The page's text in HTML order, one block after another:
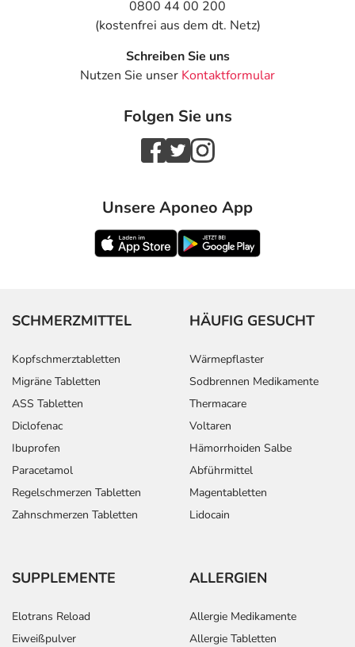
0800 44 00 200
(kostenfrei aus dem dt. Netz)
Schreiben Sie uns
Nutzen Sie unser Kontaktformular
Folgen Sie uns
Unsere Aponeo App
SCHMERZMITTEL
Kopfschmerztabletten
Migräne Tabletten
ASS Tabletten
Diclofenac
Ibuprofen
Paracetamol
Regelschmerzen Tabletten
Zahnschmerzen Tabletten
HÄUFIG GESUCHT
Wärmepflaster
Sodbrennen Medikamente
Thermacare
Voltaren
Hämorrhoiden Salbe
Abführmittel
Magentabletten
Lidocain
SUPPLEMENTE
Elotrans Reload
Eiweißpulver
ALLERGIEN
Allergie Medikamente
Allergie Tabletten